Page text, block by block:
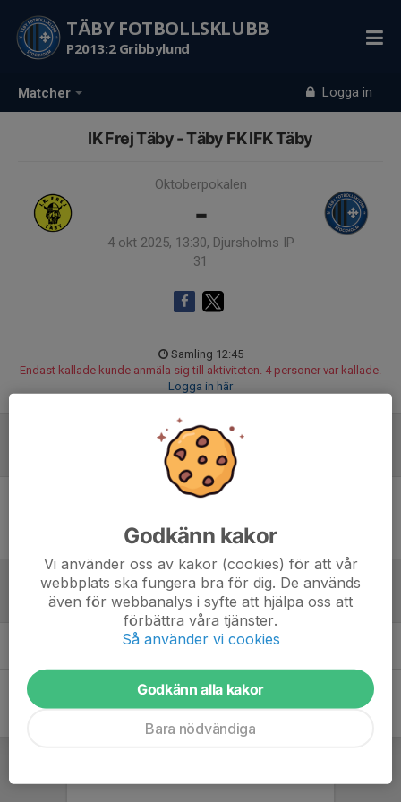
Matcher Logga in
TÄBY FOTBOLLSKLUBB
P2013:2 Gribbylund
IK Frej Täby - Täby FK IFK Täby
Oktoberpokalen
-
4 okt 2025, 13:30, Djursholms IP
31
Samling 12:45
Endast kallade kunde anmäla sig till aktiviteten. 4 personer var kallade.
Logga in här
Tabell
Öppna tabell här (nytt fönster)
Godkänn kakor
Vi använder oss av kakor (cookies) för att vår
webbplats ska fungera bra för dig. De används
även för webbanalys i syfte att hjälpa oss att
förbättra våra tjänster.
Så använder vi cookies
Godkänn alla kakor
Bara nödvändiga